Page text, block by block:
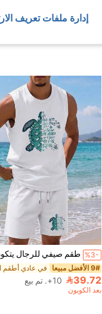
%3-
9# الأفضل مبيعا
39.72 10+. تم بيع
بعد الكوبون
إدارة ملفات تعريف